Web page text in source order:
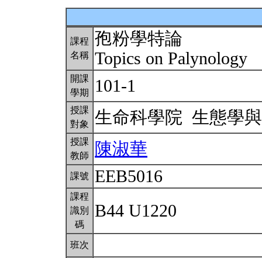
課程
名稱
孢粉學特論
Topics on Palynology
開課
學期
101-1
授課
對象
生命科學院 生態學
授課
教師
陳淑華
課號 EEB5016
課程
識別
碼
B44 U1220
班次